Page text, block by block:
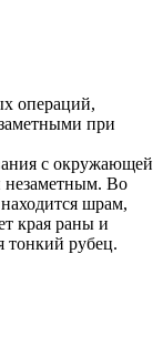
операций,
при
с окружающей
незаметным. Во
шрам,
края раны и
тонкий рубец.